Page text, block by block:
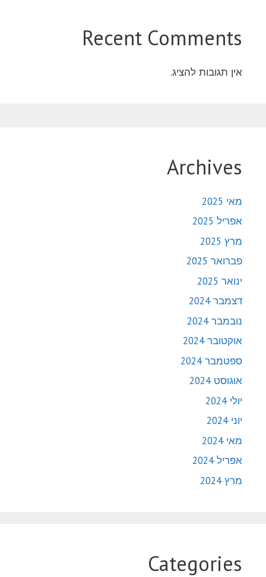
Archives
מאי 2025
אפריל 2025
מרץ 2025
פברואר 2025
ינואר 2025
דצמבר 2024
נובמבר 2024
אוקטובר 2024
ספטמבר 2024
אוגוסט 2024
יולי 2024
יוני 2024
מאי 2024
אפריל 2024
מרץ 2024
Categories
Recent Comments
אין תגובות להציג.